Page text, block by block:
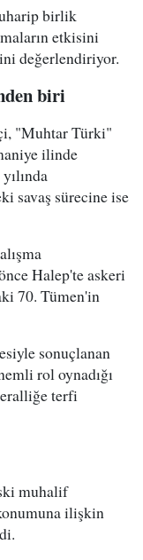
birlik
etkisini
değerlendiriyor.
biri
"Muhtar Türki"
ilinde
savaş sürecine ise
Halep'te askeri
70. Tümen'in
sonuçlanan
rol oynadığı
terfi
muhalif
ilişkin